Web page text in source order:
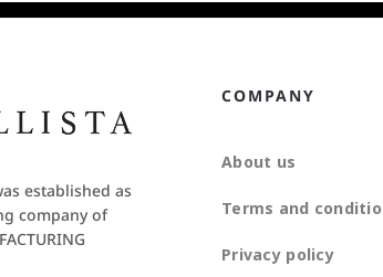
established as
company of
COMPANY
About us
Terms and
Privacy policy